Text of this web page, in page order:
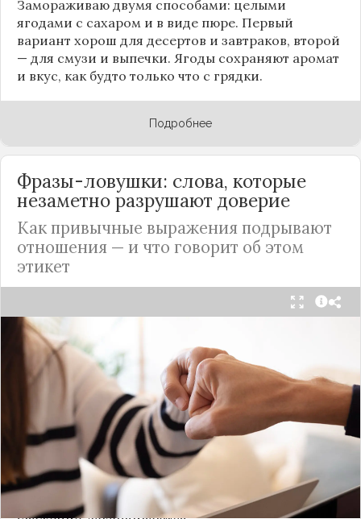
Замораживаю двумя способами: целыми
ягодами с сахаром и в виде пюре. Первый
вариант хорош для десертов и завтраков, второй
— для смузи и выпечки. Ягоды сохраняют аромат
и вкус, как будто только что с грядки.
Подробнее
Фразы-ловушки: слова, которые
незаметно разрушают доверие
Как привычные выражения подрывают
отношения — и что говорит об этом
этикет
Мы часто думаем, что доверие рушится из-за
серьёзных предательств. Но на самом деле оно
трещит по швам гораздо раньше — в момент,
когда в разговоре звучит невинная на первый
взгляд фраза. Подробнее об этом рассказывает
«Этикет и психология общения» на Дзене.
«Да я никому не расскажу, правда». И через пару
дней вашу историю пересказывает другой
человек.
«Хватит ныть» — и разговор, а вместе с ним